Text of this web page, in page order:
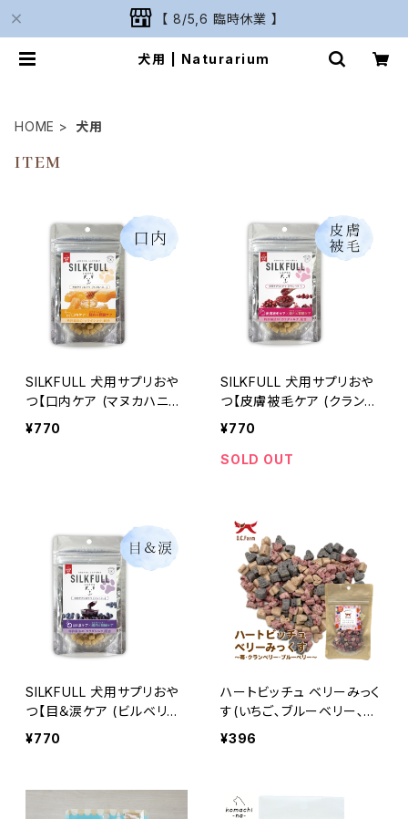
【 8/5,6 臨時休業 】
犬用 | Naturarium
HOME 犬用
ITEM
SILKFULL 犬用サプリおや
つ【口内ケア (マヌカハニ
ー)】シルクフル
¥770
SILKFULL 犬用サプリおや
つ【皮膚被毛ケア (クランベ
リー)】シルクフル
¥770
SOLD OUT
SILKFULL 犬用サプリおや
つ【目＆涙ケア (ビルベリ
ー)】シルクフル
¥770
ハートビッチュ ベリーみっく
す(いちご､ブルーベリー､ク
ランベリー)OCファーム
¥396